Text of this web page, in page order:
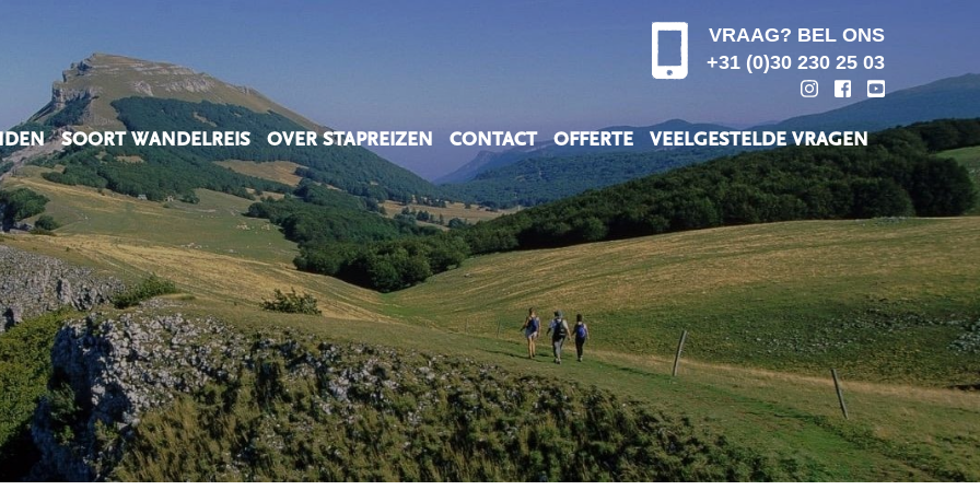
VRAAG? BEL ONS
+31 (0)30 230 25 03
SOORT WANDELREIS OVER STAPREIZEN CONTACT OFFERTE VEELGESTELDE VRAGEN